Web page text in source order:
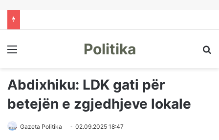
Menu Politika
Abdixhiku: LDK gati për
betejën e zgjedhjeve lokale
Gazeta Politika 02.09.2025 18:47